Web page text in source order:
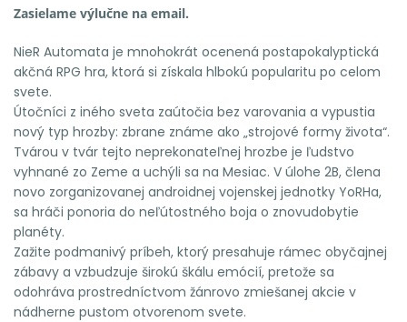
Zasielame výlučne na email.
NieR Automata je mnohokrát ocenená postapokalyptická
akčná RPG hra, ktorá si získala hlbokú popularitu po celom
svete.
Útočníci z iného sveta zaútočia bez varovania a vypustia
nový typ hrozby: zbrane známe ako „strojové formy života“.
Tvárou v tvár tejto neprekonateľnej hrozbe je ľudstvo
vyhnané zo Zeme a uchýli sa na Mesiac. V úlohe 2B, člena
novo zorganizovanej androidnej vojenskej jednotky YoRHa,
sa hráči ponoria do neľútostného boja o znovudobytie
planéty.
Zažite podmanivý príbeh, ktorý presahuje rámec obyčajnej
zábavy a vzbudzuje širokú škálu emócií, pretože sa
odohráva prostredníctvom žánrovo zmiešanej akcie v
nádherne pustom otvorenom svete.